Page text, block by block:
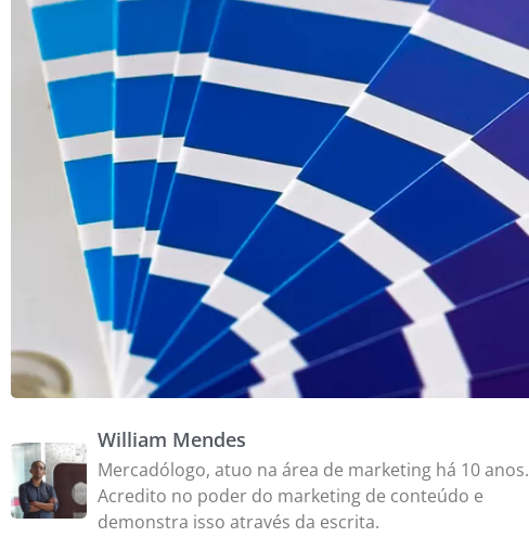
William Mendes
Mercadólogo, atuo na área de marketing há 10 anos.
Acredito no poder do marketing de conteúdo e
demonstra isso através da escrita.